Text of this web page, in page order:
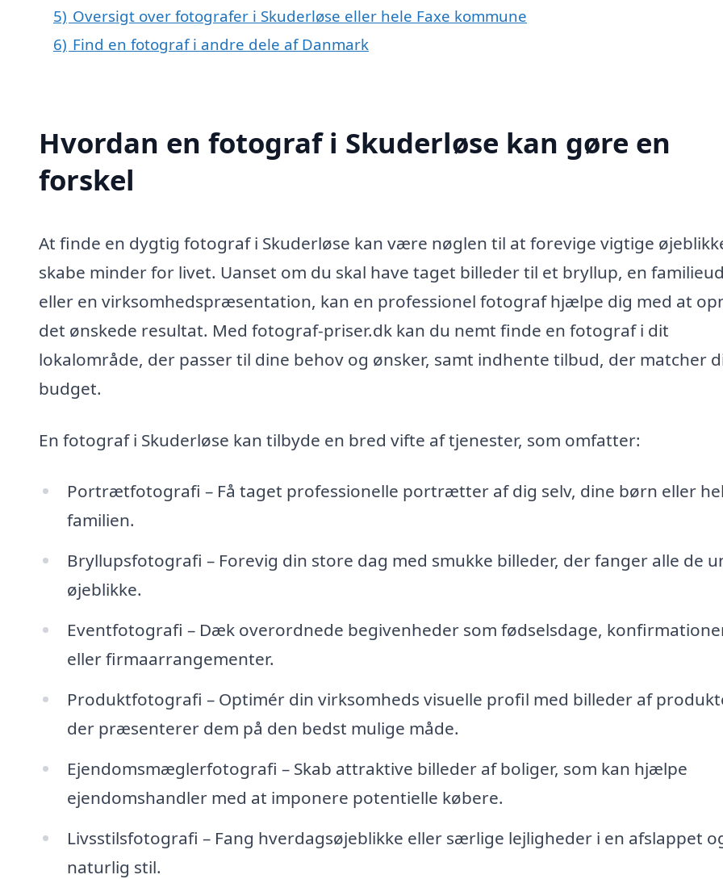
5) Oversigt over fotografer i Skuderløse eller hele Faxe kommune
6) Find en fotograf i andre dele af Danmark
Hvordan en fotograf i Skuderløse kan gøre en
forskel
At finde en dygtig fotograf i Skuderløse kan være nøglen til at forevige vigtige
skabe minder for livet. Uanset om du skal have taget billeder til et bryllup, en
eller en virksomhedspræsentation, kan en professionel fotograf hjælpe dig med at
det ønskede resultat. Med fotograf-priser.dk kan du nemt finde en fotograf i dit
lokalområde, der passer til dine behov og ønsker, samt indhente tilbud, der matcher
budget.
En fotograf i Skuderløse kan tilbyde en bred vifte af tjenester, som omfatter:
Portrætfotografi – Få taget professionelle portrætter af dig selv, dine børn eller
familien.
Bryllupsfotografi – Forevig din store dag med smukke billeder, der fanger alle de
øjeblikke.
Eventfotografi – Dæk overordnede begivenheder som fødselsdage,
eller firmaarrangementer.
Produktfotografi – Optimér din virksomheds visuelle profil med billeder af
der præsenterer dem på den bedst mulige måde.
Ejendomsmæglerfotografi – Skab attraktive billeder af boliger, som kan hjælpe
ejendomshandler med at imponere potentielle købere.
Livsstilsfotografi – Fang hverdagsøjeblikke eller særlige lejligheder i en afslappet
naturlig stil.